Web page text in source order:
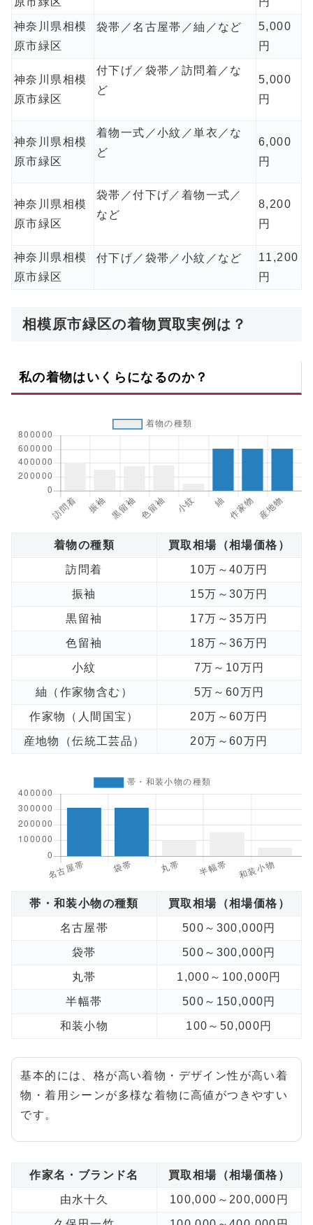
神奈川県相模
原市緑区
袋帯／名古屋帯／紬／など
5,000
円
神奈川県相模
原市緑区
付下げ／袋帯／訪問着／な
ど
5,000
円
神奈川県相模
原市緑区
着物一式／小紋／単衣／な
ど
6,000
円
神奈川県相模
原市緑区
袋帯／付下げ／着物一式／
など
8,200
円
神奈川県相模
原市緑区
付下げ／袋帯／小紋／など
11,200
円
相模原市緑区の着物買取実例は？
私の着物はいくらになるのか？
着物の種類 買取相場（相場価格）
訪問着 10万～40万円
振袖 15万～30万円
黒留袖 17万～35万円
色留袖 18万～36万円
小紋 7万～10万円
紬（作家物含む） 5万～60万円
作家物（人間国宝） 20万～60万円
産地物（伝統工芸品） 20万～60万円
帯・和装小物の種類 買取相場（相場価格）
名古屋帯 500～300,000円
袋帯 500～300,000円
丸帯 1,000～100,000円
半幅帯 500～150,000円
和装小物 100～50,000円
基本的には、格が高い着物・デザイン性が高い着
物・着用シーンが多様な着物に高値がつきやすい
です。
作家名・ブランド名 買取相場（相場価格）
由水十久 100,000～200,000円